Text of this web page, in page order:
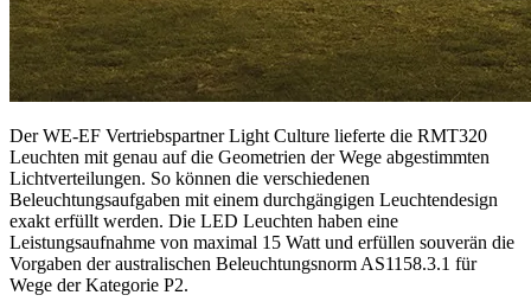
Der WE-EF Vertriebspartner Light Culture lieferte die RMT320
Leuchten mit genau auf die Geometrien der Wege abgestimmten
Lichtverteilungen. So können die verschiedenen
Beleuchtungsaufgaben mit einem durchgängigen Leuchtendesign
exakt erfüllt werden. Die LED Leuchten haben eine
Leistungsaufnahme von maximal 15 Watt und erfüllen souverän die
Vorgaben der australischen Beleuchtungsnorm AS1158.3.1 für
Wege der Kategorie P2.